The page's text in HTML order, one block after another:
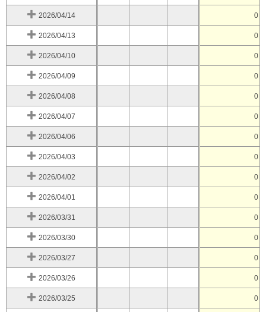
2026/04/14 0
2026/04/13 0
2026/04/10 0
2026/04/09 0
2026/04/08 0
2026/04/07 0
2026/04/06 0
2026/04/03 0
2026/04/02 0
2026/04/01 0
2026/03/31 0
2026/03/30 0
2026/03/27 0
2026/03/26 0
2026/03/25 0